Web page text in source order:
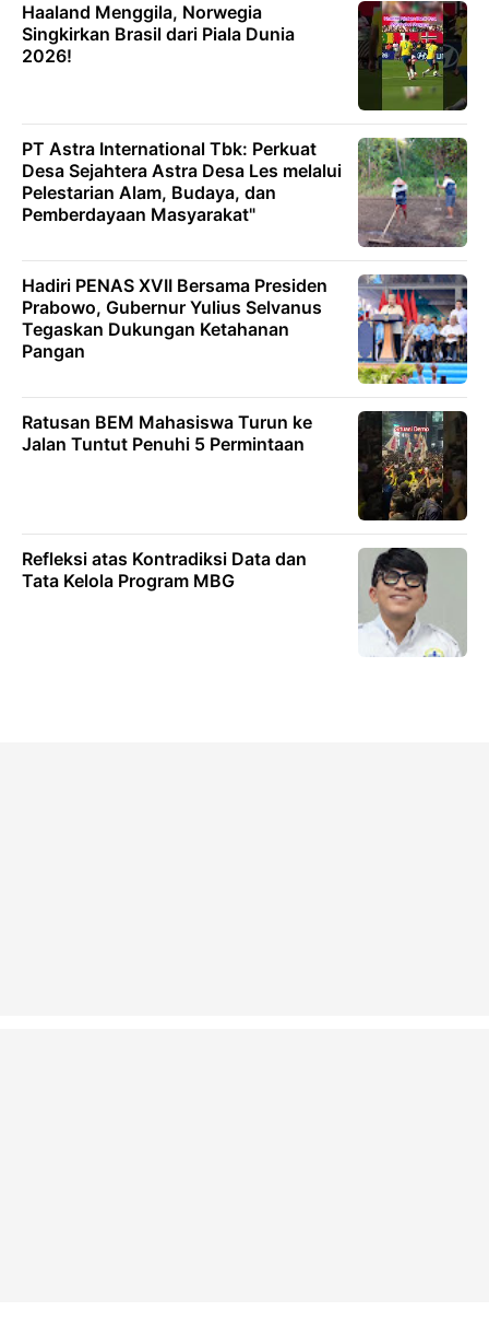
Haaland Menggila, Norwegia
Singkirkan Brasil dari Piala Dunia
2026!
PT Astra International Tbk: Perkuat
Desa Sejahtera Astra Desa Les melalui
Pelestarian Alam, Budaya, dan
Pemberdayaan Masyarakat"
Hadiri PENAS XVII Bersama Presiden
Prabowo, Gubernur Yulius Selvanus
Tegaskan Dukungan Ketahanan
Pangan
Ratusan BEM Mahasiswa Turun ke
Jalan Tuntut Penuhi 5 Permintaan
Refleksi atas Kontradiksi Data dan
Tata Kelola Program MBG